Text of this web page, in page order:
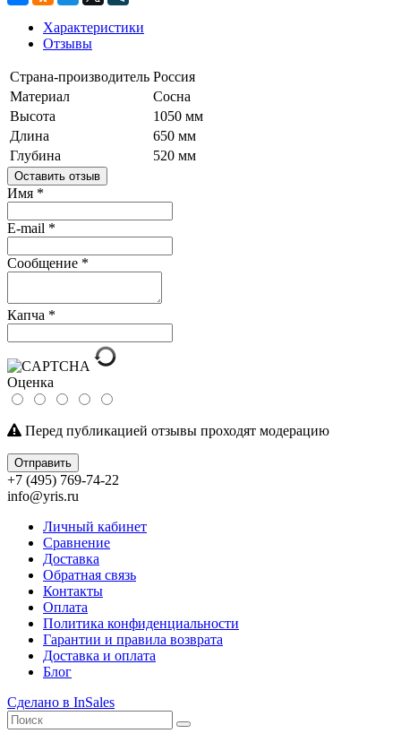
Характеристики
Отзывы
Страна-производитель Россия
Материал
Сосна
Высота
1050 мм
Длина
650 мм
Глубина
520 мм
Оставить отзыв
Имя *
E-mail *
Сообщение *
Капча *
Оценка
Перед публикацией отзывы проходят модерацию
Отправить
+7 (495) 769-74-22
info@yris.ru
Личный кабинет
Сравнение
Доставка
Обратная связь
Контакты
Оплата
Политика конфиденциальности
Гарантии и правила возврата
Доставка и оплата
Блог
Сделано в InSales